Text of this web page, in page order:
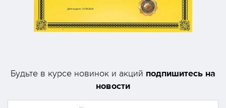
Будьте в курсе новинок и акций подпишитесь на
новости